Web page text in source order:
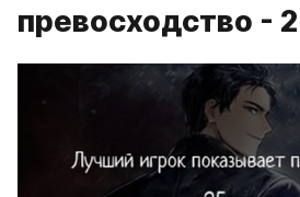
превосходство -